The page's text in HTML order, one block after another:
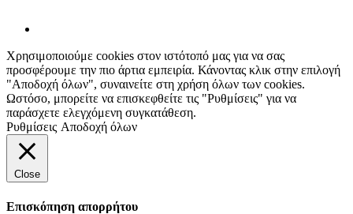
Χρησιμοποιούμε cookies στον ιστότοπό μας για να σας
προσφέρουμε την πιο άρτια εμπειρία. Κάνοντας κλικ στην επιλογή
"Αποδοχή όλων", συναινείτε στη χρήση όλων των cookies.
Ωστόσο, μπορείτε να επισκεφθείτε τις "Ρυθμίσεις" για να
παράσχετε ελεγχόμενη συγκατάθεση.
Ρυθμίσεις Αποδοχή όλων
Close
Επισκόπηση απορρήτου